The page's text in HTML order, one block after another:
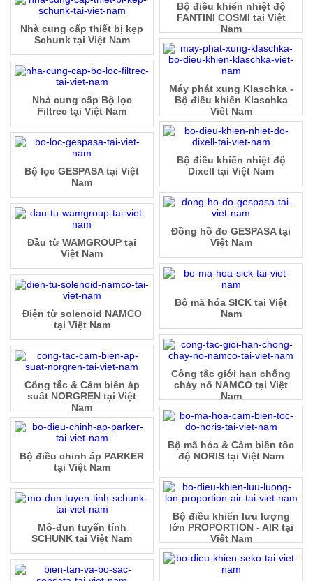
Bộ điều khiển nhiệt độ
FANTINI COSMI tại Việt
Nam
Nhà cung cấp thiết bị kẹp
Schunk tại Việt Nam
Máy phát xung Klaschka -
Bộ điều khiển Klaschka
Việt Nam
Nhà cung cấp Bộ lọc
Filtrec tại Việt Nam
Bộ điều khiển nhiệt độ
Dixell tại Việt Nam
Bộ lọc GESPASA tại Việt
Nam
Đồng hồ đo GESPASA tại
Việt Nam
Đầu từ WAMGROUP tại
Việt Nam
Bộ mã hóa SICK tại Việt
Nam
Điện từ solenoid NAMCO
tại Việt Nam
Công tắc giới hạn chống
cháy nổ NAMCO tại Việt
Nam
Công tắc & Cảm biến áp
suất NORGREN tại Việt
Nam
Bộ mã hóa & Cảm biến tốc
độ NORIS tại Việt Nam
Bộ điều chỉnh áp PARKER
tại Việt Nam
Bộ điều khiển lưu lượng
lớn PROPORTION - AIR tại
Việt Nam
Mô-đun tuyến tính
SCHUNK tại Việt Nam